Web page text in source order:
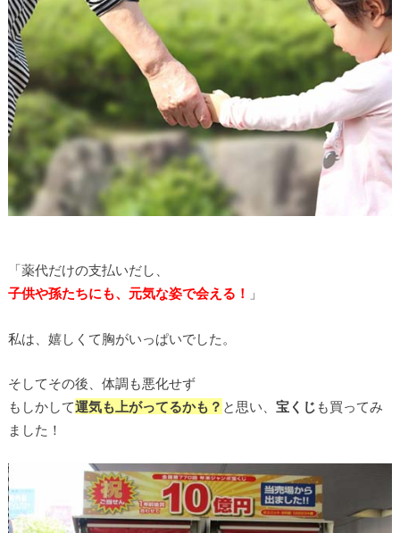
「薬代だけの支払いだし、
子供や孫たちにも、元気な姿で会える！
」
私は、嬉しくて胸がいっぱいでした。
そしてその後、体調も悪化せず
もしかして運気も上がってるかも？ と思い、 宝くじ も買ってみ
ました！